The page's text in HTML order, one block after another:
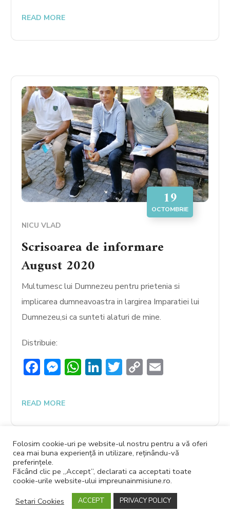
READ MORE
19
OCTOMBRIE
NICU VLAD
Scrisoarea de informare
August 2020
Multumesc lui Dumnezeu pentru prietenia si
implicarea dumneavoastra in largirea Imparatiei lui
Dumnezeu,si ca sunteti alaturi de mine.
Distribuie:
Facebook
Messenger
WhatsApp
LinkedIn
Twitter
Copy
READ MORE
© 2026 Impreuna in Misiune |Termeni si Conditii|
Cookies
Folosim cookie-uri pe website-ul nostru pentru a vă oferi
cea mai buna experiență in utilizare, reținându-vă
preferințele.
Făcând clic pe „Accept”, declarati ca acceptati toate
cookie-urile website-ului impreunainmisiune.ro.
Setari Cookies
ACCEPT PRIVACY POLICY